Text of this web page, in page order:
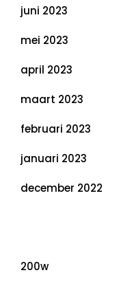
juni 2023
mei 2023
april 2023
maart 2023
februari 2023
januari 2023
december 2022
200w